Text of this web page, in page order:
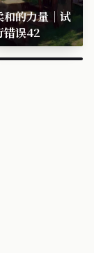
和的力量｜试
错误42